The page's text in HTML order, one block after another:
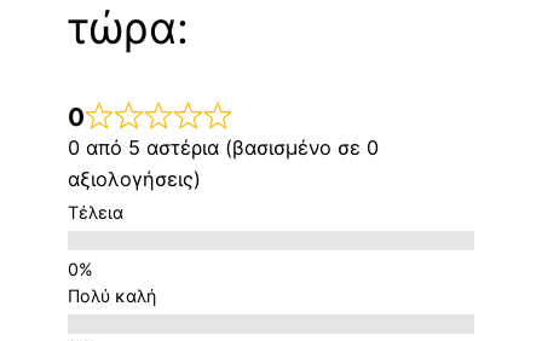
τώρα:
0
0 από 5 αστέρια (βασισμένο σε 0
αξιολογήσεις)
Τέλεια
Πολύ καλή